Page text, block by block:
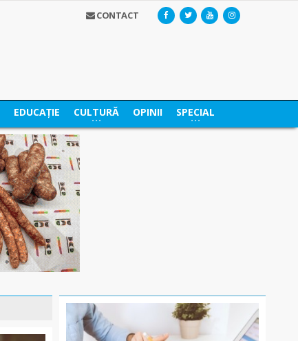
CONTACT
EDUCAȚIE CULTURĂ OPINII SPECIAL